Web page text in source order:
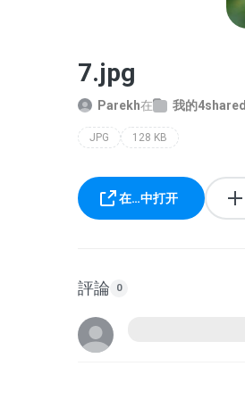
7.jpg
Parekh在 我的4shared
JPG 128 KB
在…中打开
評論 0